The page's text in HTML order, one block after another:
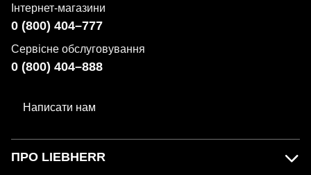
Інтернет-магазини
0 (800) 404–777
Сервісне обслуговування
0 (800) 404–888
Написати нам
ПРО LIEBHERR